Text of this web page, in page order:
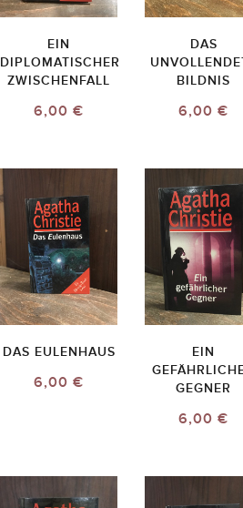
EIN
DIPLOMATISCHER
ZWISCHENFALL
6,00 €
DAS
BILDNIS
6,00 €
DAS EULENHAUS
6,00 €
EIN
GEGNER
6,00 €